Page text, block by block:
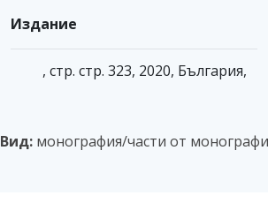
Издание
, стр. стр. 323, 2020, България,
Вид: монография/части от